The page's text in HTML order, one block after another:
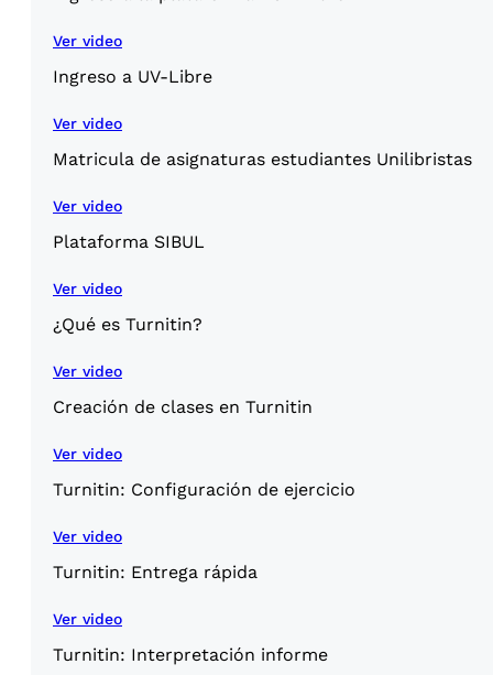
Ver video
Ingreso a UV-Libre
Ver video
Matricula de asignaturas estudiantes Unilibristas
Ver video
Plataforma SIBUL
Ver video
¿Qué es Turnitin?
Ver video
Creación de clases en Turnitin
Ver video
Turnitin: Configuración de ejercicio
Ver video
Turnitin: Entrega rápida
Ver video
Turnitin: Interpretación informe